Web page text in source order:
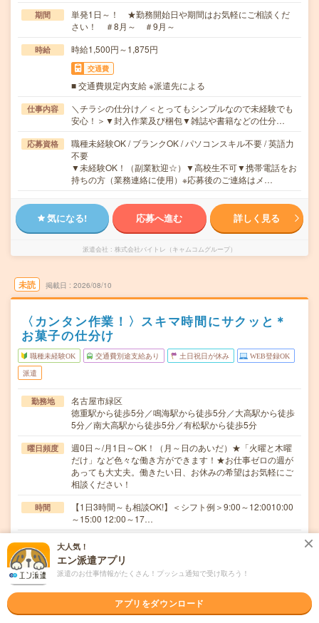
期間
単発1日～！ ★勤務開始日や期間はお気軽にご相談くだ
さい！ ＃8月～ ＃9月～
時給 時給1,500円～1,875円
交通費
■ 交通費規定内支給 ※派遣先による
仕事内容
＼チラシの仕分け／＜とってもシンプルなので未経験でも
安心！＞▼封入作業及び梱包▼雑誌や書籍などの仕分…
応募資格
職種未経験OK / ブランクOK / パソコンスキル不要 / 英語力
不要
▼未経験OK！（副業歓迎☆）▼高校生不可▼携帯電話をお
持ちの方（業務連絡に使用）※応募後のご連絡はメ…
気になる! 応募へ進む 詳しく見る
派遣会社 株式会社バイトレ（キャムコムグループ）
未読 掲載日 2026/08/10
〈カンタン作業！〉スキマ時間にサクッと＊
お菓子の仕分け
職種未経験OK 交通費別途支給あり 土日祝日が休み WEB登録OK
派遣
勤務地
名古屋市緑区
徳重駅から徒歩5分／鳴海駅から徒歩5分／大高駅から徒歩
5分／南大高駅から徒歩5分／有松駅から徒歩5分
曜日頻度
週0日～/月1日～OK！（月～日のあいだ）★「火曜と木曜
だけ」など色々な働き方ができます！★お仕事ゼロの週が
あっても大丈夫。働きたい日、お休みの希望はお気軽にご
相談ください！
時間
【1日3時間～も相談OK!】＜シフト例＞9:00～12:0010:00
～15:00 12:00～17…
期間
単発1日～！ ★勤務開始日や期間はお気軽にご相談くだ
さい！ ＃8月～ ＃9月～
時給 時給1,500円～1,875円
■ 交通費規定内支給 ※派遣先による
大人気！
エン派遣アプリ
派遣のお仕事情報がたくさん！プッシュ通知で受け取ろう！
アプリをダウンロード